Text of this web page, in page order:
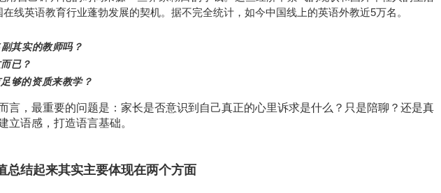
线英语教育行业蓬勃发展的契机。据不完全统计，如今中国线上的英语外教近5万名。
其实的教师吗？
已？
够的资质来教学？
言，最重要的问题是：家长是否意识到自己真正的心里诉求是什么？只是陪聊？还是真
立语感，打造语言基础。
总结起来其实主要体现在两个方面